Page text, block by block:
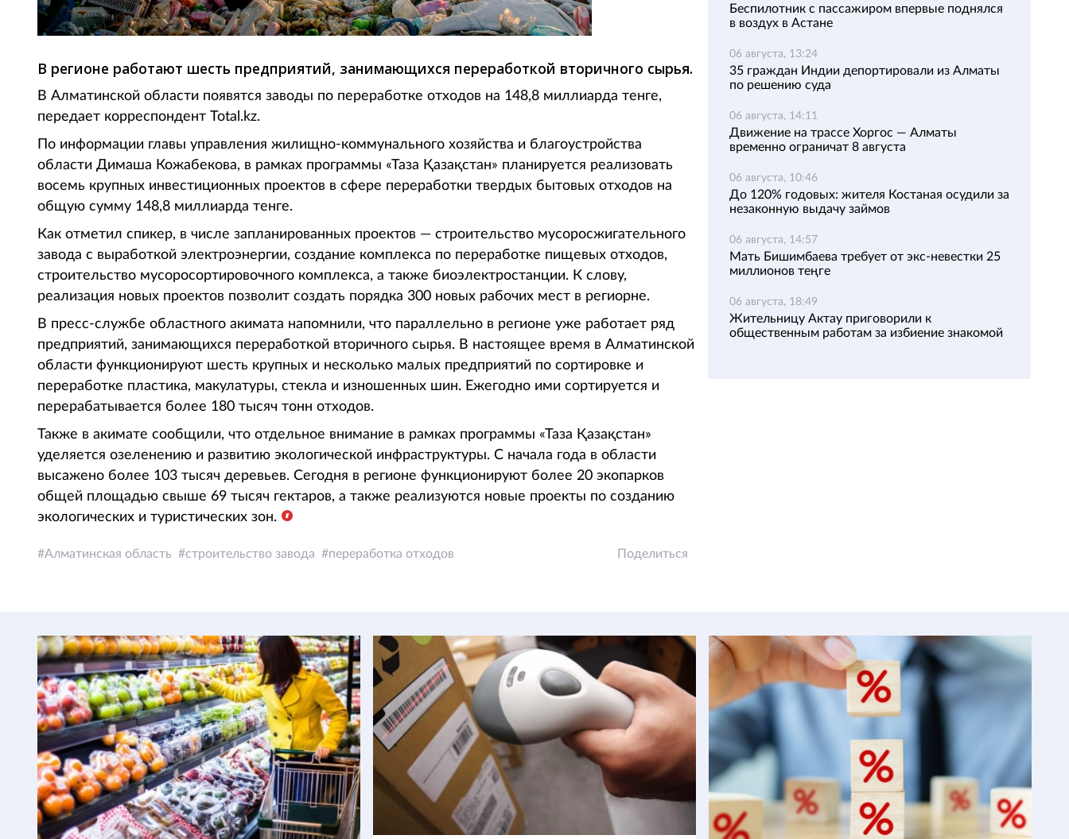
В регионе работают шесть предприятий, занимающихся переработкой вторичного сырья.
В Алматинской области появятся заводы по переработке отходов на 148,8 миллиарда тенге,
передает корреспондент Total.kz.
По информации главы управления жилищно-коммунального хозяйства и благоустройства
области Димаша Кожабекова, в рамках программы «Таза Қазақстан» планируется реализовать
восемь крупных инвестиционных проектов в сфере переработки твердых бытовых отходов на
общую сумму 148,8 миллиарда тенге.
Как отметил спикер, в числе запланированных проектов — строительство мусоросжигательного
завода с выработкой электроэнергии, создание комплекса по переработке пищевых отходов,
строительство мусоросортировочного комплекса, а также биоэлектростанции. К слову,
реализация новых проектов позволит создать порядка 300 новых рабочих мест в региорне.
В пресс-службе областного акимата напомнили, что параллельно в регионе уже работает ряд
предприятий, занимающихся переработкой вторичного сырья. В настоящее время в Алматинской
области функционируют шесть крупных и несколько малых предприятий по сортировке и
переработке пластика, макулатуры, стекла и изношенных шин. Ежегодно ими сортируется и
перерабатывается более 180 тысяч тонн отходов.
Также в акимате сообщили, что отдельное внимание в рамках программы «Таза Қазақстан»
уделяется озеленению и развитию экологической инфраструктуры. С начала года в области
высажено более 103 тысяч деревьев. Сегодня в регионе функционируют более 20 экопарков
общей площадью свыше 69 тысяч гектаров, а также реализуются новые проекты по созданию
экологических и туристических зон.
Алматинская область строительство завода переработка отходов Поделиться
Беспилотник с пассажиром впервые поднялся
в воздух в Астане
06 августа, 13:24
35 граждан Индии депортировали из Алматы
по решению суда
06 августа, 14:11
Движение на трассе Хоргос — Алматы
временно ограничат 8 августа
06 августа, 10:46
До 120% годовых: жителя Костаная осудили за
незаконную выдачу займов
06 августа, 14:57
Мать Бишимбаева требует от экс-невестки 25
миллионов теңге
06 августа, 18:49
Жительницу Актау приговорили к
общественным работам за избиение знакомой